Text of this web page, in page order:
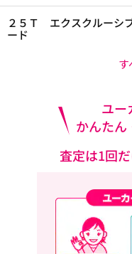
２５Ｔ エクスクルーシ
ード
す
ユー
かんたん
査定は1回